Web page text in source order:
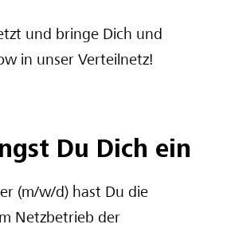
und bringe Dich und
in unser Verteilnetz!
Du Dich ein
(m/w/d) hast Du die
Netzbetrieb der